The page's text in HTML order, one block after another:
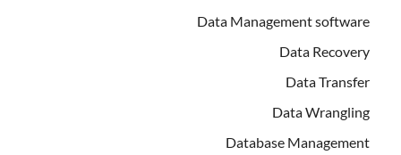
Data Management software
Data Recovery
Data Transfer
Data Wrangling
Database Management